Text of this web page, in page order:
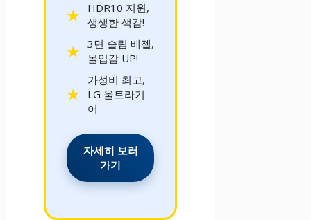
HDR10 지원,
생생한 색감!
3면 슬림 베젤,
몰입감 UP!
가성비 최고,
LG 울트라기
어
자세히 보러
가기